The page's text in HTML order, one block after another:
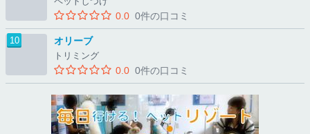
0.0 0件の口コミ
オリーブ
トリミング
0.0 0件の口コミ